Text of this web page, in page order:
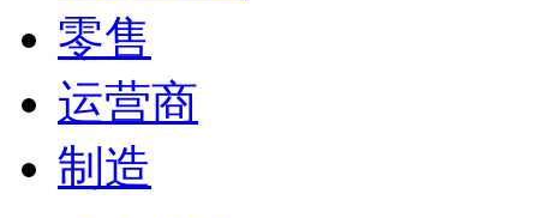
零售
运营商
制造